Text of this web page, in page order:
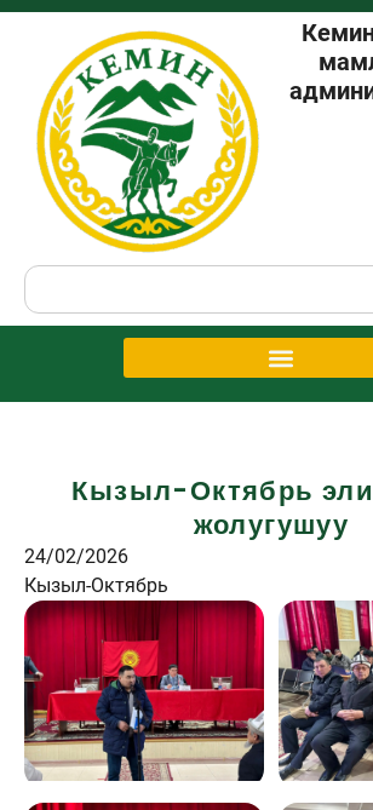
Кызыл-Октябрь
жолугушуу
24/02/2026
Кызыл-Октябрь